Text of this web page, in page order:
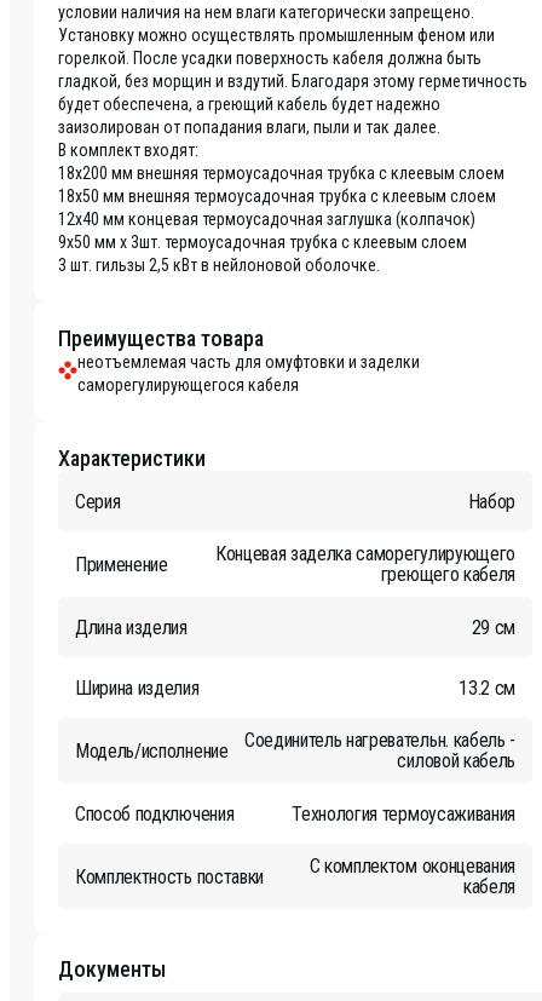
условии наличия на нем влаги категорически запрещено.
Установку можно осуществлять промышленным феном или
горелкой. После усадки поверхность кабеля должна быть
гладкой, без морщин и вздутий. Благодаря этому герметичность
будет обеспечена, а греющий кабель будет надежно
заизолирован от попадания влаги, пыли и так далее.
В комплект входят:
18х200 мм внешняя термоусадочная трубка с клеевым слоем
18х50 мм внешняя термоусадочная трубка с клеевым слоем
12х40 мм концевая термоусадочная заглушка (колпачок)
9х50 мм х 3шт. термоусадочная трубка с клеевым слоем
3 шт. гильзы 2,5 кВт в нейлоновой оболочке.
Преимущества товара
неотъемлемая часть для омуфтовки и заделки
саморегулирующегося кабеля
Характеристики
Серия Набор
Применение
Концевая заделка саморегулирующего
греющего кабеля
Длина изделия 29 см
Ширина изделия 13.2 см
Модель/исполнение
Соединитель нагревательн. кабель -
силовой кабель
Способ подключения Технология термоусаживания
Комплектность поставки
С комплектом оконцевания
кабеля
Документы